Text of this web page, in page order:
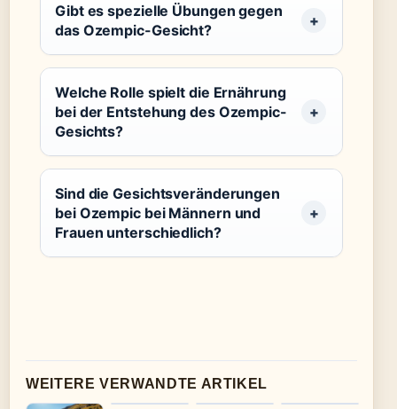
Gibt es spezielle Übungen gegen
das Ozempic-Gesicht?
Welche Rolle spielt die Ernährung
bei der Entstehung des Ozempic-
Gesichts?
Sind die Gesichtsveränderungen
bei Ozempic bei Männern und
Frauen unterschiedlich?
WEITERE VERWANDTE ARTIKEL